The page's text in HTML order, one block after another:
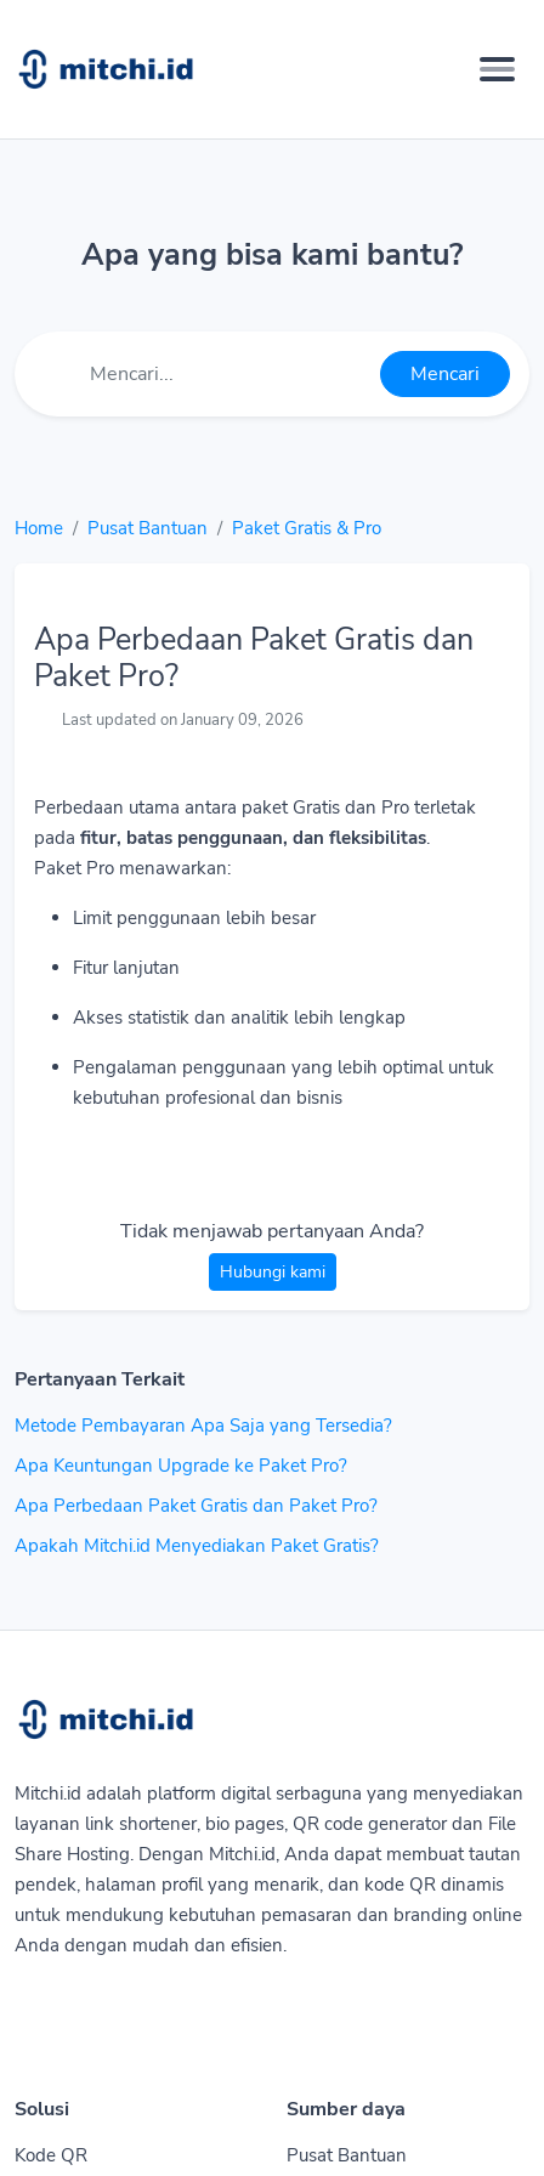
Apa yang bisa kami bantu?
Mencari
Home Pusat Bantuan Paket Gratis & Pro
Apa Perbedaan Paket Gratis dan
Paket Pro?
Last updated on January 09, 2026
Perbedaan utama antara paket Gratis dan Pro terletak
pada fitur, batas penggunaan, dan fleksibilitas.
Paket Pro menawarkan:
Limit penggunaan lebih besar
Fitur lanjutan
Akses statistik dan analitik lebih lengkap
Pengalaman penggunaan yang lebih optimal untuk
kebutuhan profesional dan bisnis
Tidak menjawab pertanyaan Anda?
Hubungi kami
Pertanyaan Terkait
Metode Pembayaran Apa Saja yang Tersedia?
Apa Keuntungan Upgrade ke Paket Pro?
Apa Perbedaan Paket Gratis dan Paket Pro?
Apakah Mitchi.id Menyediakan Paket Gratis?
Mitchi.id adalah platform digital serbaguna yang menyediakan
layanan link shortener, bio pages, QR code generator dan File
Share Hosting. Dengan Mitchi.id, Anda dapat membuat tautan
pendek, halaman profil yang menarik, dan kode QR dinamis
untuk mendukung kebutuhan pemasaran dan branding online
Anda dengan mudah dan efisien.
Solusi
Kode QR
Sumber daya
Pusat Bantuan